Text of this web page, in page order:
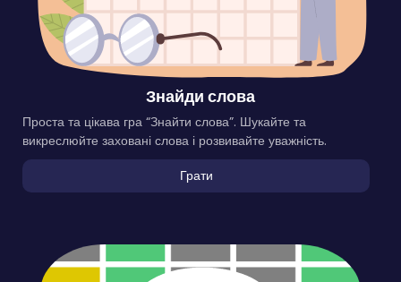
Знайди слова
Проста та цікава гра “Знайти слова”. Шукайте та
викреслюйте заховані слова і розвивайте уважність.
Грати